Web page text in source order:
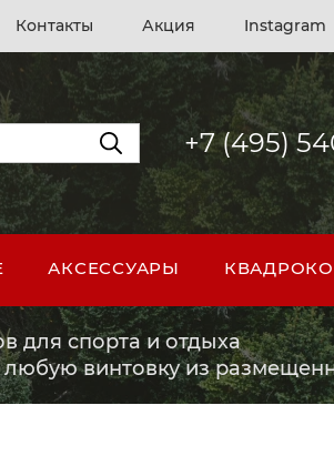
Контакты Акция Instagram
+7 (495)
АКСЕССУАРЫ
для спорта и отдыха
винтовку из